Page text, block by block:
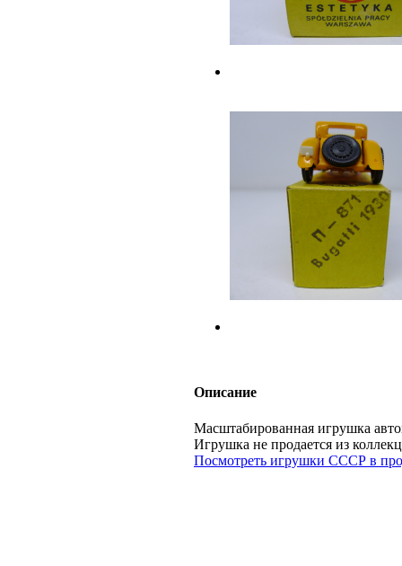
Описание
Масштабированная игрушка
Игрушка не продается из
Посмотреть игрушки СССР в